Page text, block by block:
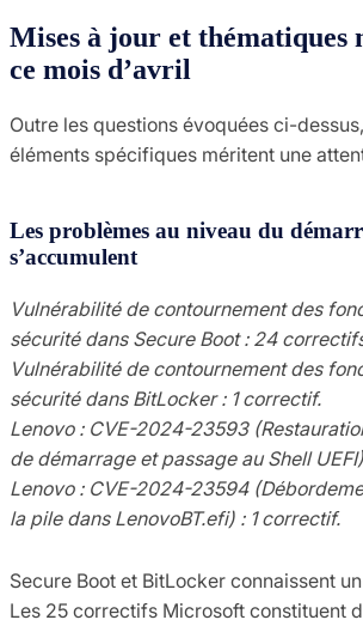
Mises à jour et thématiques
ce mois d’avril
Outre les questions évoquées ci-
éléments spécifiques méritent une
Les problèmes au niveau du
s’accumulent
Vulnérabilité de contournement des
sécurité dans Secure Boot : 24
Vulnérabilité de contournement des
sécurité dans BitLocker : 1 correctif.
Lenovo : CVE-2024-23593
de démarrage et passage au Shell
Lenovo : CVE-2024-23594
la pile dans LenovoBT.efi) : 1 correctif.
Secure Boot et BitLocker connaissent
Les 25 correctifs Microsoft constituent